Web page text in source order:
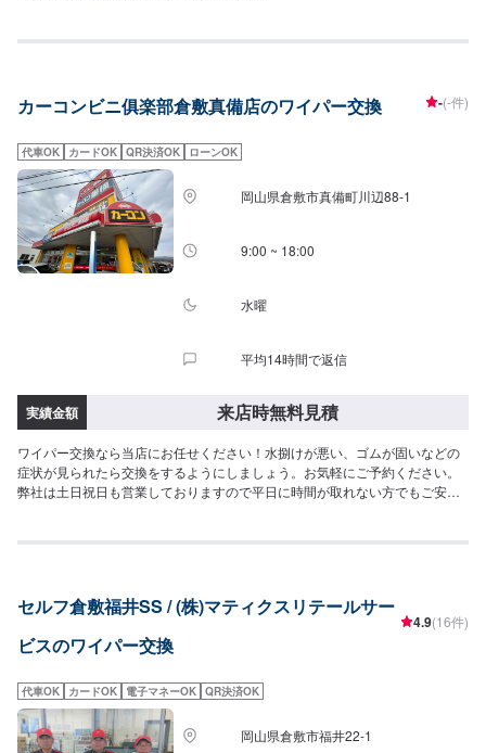
カーコンビニ俱楽部倉敷真備店のワイパー交換 -(-件)
代車OK カードOK QR決済OK ローンOK
岡山県倉敷市真備町川辺88-1
9:00 ~ 18:00
水曜
平均14時間で返信
実績金額 来店時無料見積
ワイパー交換なら当店にお任せください！水捌けが悪い、ゴムが固いなどの
症状が見られたら交換をするようにしましょう。お気軽にご予約ください。
弊社は土日祝日も営業しておりますので平日に時間が取れない方でもご安心
整備の作業を特に得意としていますのでお困りの方は弊社にお任せくださ
セルフ倉敷福井SS / (株)マティクスリテールサー
ビスのワイパー交換
4.9(16件)
代車OK カードOK 電子マネーOK QR決済OK
岡山県倉敷市福井22-1